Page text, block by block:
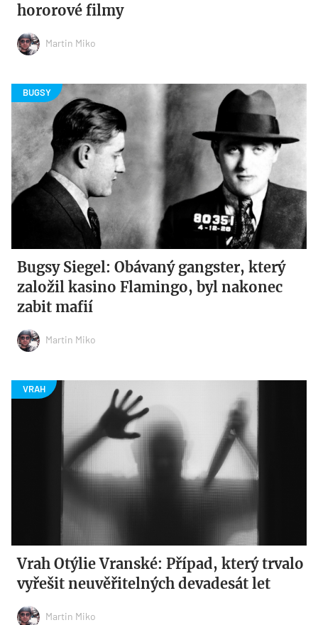
hororové filmy
Martin Miko
Bugsy Siegel: Obávaný gangster, který
založil kasino Flamingo, byl nakonec
zabit mafií
Martin Miko
Vrah Otýlie Vranské: Případ, který trvalo
vyřešit neuvěřitelných devadesát let
Martin Miko